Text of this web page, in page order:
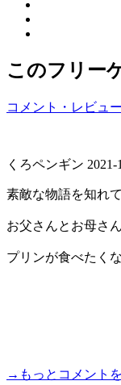
このフリー
コメント・レビュ
くろペンギン 2021-
素敵な物語を知れ
お父さんとお母さ
プリンが食べたく
→もっとコメント